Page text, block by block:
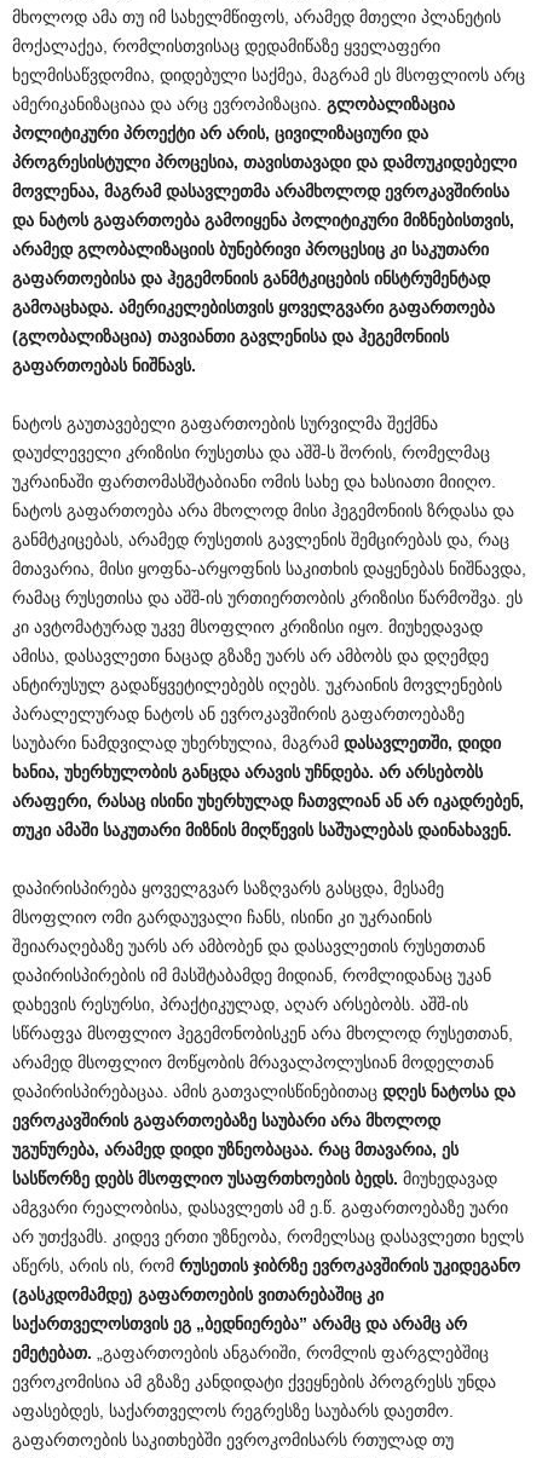
მხოლოდ ამა თუ იმ სახელმწიფოს, არამედ მთელი პლანეტის
მოქალაქეა, რომლისთვისაც დედამიწაზე ყველაფერი
ხელმისაწვდომია, დიდებული საქმეა, მაგრამ ეს მსოფლიოს არც
ამერიკანიზაციაა და არც ევროპიზაცია. გლობალიზაცია
პოლიტიკური პროექტი არ არის, ცივილიზაციური და
პროგრესისტული პროცესია, თავისთავადი და დამოუკიდებელი
მოვლენაა, მაგრამ დასავლეთმა არამხოლოდ ევროკავშირისა
და ნატოს გაფართოება გამოიყენა პოლიტიკური მიზნებისთვის,
არამედ გლობალიზაციის ბუნებრივი პროცესიც კი საკუთარი
გაფართოებისა და ჰეგემონიის განმტკიცების ინსტრუმენტად
გამოაცხადა. ამერიკელებისთვის ყოველგვარი გაფართოება
(გლობალიზაცია) თავიანთი გავლენისა და ჰეგემონიის
გაფართოებას ნიშნავს.
ნატოს გაუთავებელი გაფართოების სურვილმა შექმნა
დაუძლეველი კრიზისი რუსეთსა და აშშ-ს შორის, რომელმაც
უკრაინაში ფართომასშტაბიანი ომის სახე და ხასიათი მიიღო.
ნატოს გაფართოება არა მხოლოდ მისი ჰეგემონიის ზრდასა და
განმტკიცებას, არამედ რუსეთის გავლენის შემცირებას და, რაც
მთავარია, მისი ყოფნა-არყოფნის საკითხის დაყენებას ნიშნავდა,
რამაც რუსეთისა და აშშ-ის ურთიერთობის კრიზისი წარმოშვა. ეს
კი ავტომატურად უკვე მსოფლიო კრიზისი იყო. მიუხედავად
ამისა, დასავლეთი ნაცად გზაზე უარს არ ამბობს და დღემდე
ანტირუსულ გადაწყვეტილებებს იღებს. უკრაინის მოვლენების
პარალელურად ნატოს ან ევროკავშირის გაფართოებაზე
საუბარი ნამდვილად უხერხულია, მაგრამ დასავლეთში, დიდი
ხანია, უხერხულობის განცდა არავის უჩნდება. არ არსებობს
არაფერი, რასაც ისინი უხერხულად ჩათვლიან ან არ იკადრებენ,
თუკი ამაში საკუთარი მიზნის მიღწევის საშუალებას დაინახავენ.
დაპირისპირება ყოველგვარ საზღვარს გასცდა, მესამე
მსოფლიო ომი გარდაუვალი ჩანს, ისინი კი უკრაინის
შეიარაღებაზე უარს არ ამბობენ და დასავლეთის რუსეთთან
დაპირისპირების იმ მასშტაბამდე მიდიან, რომლიდანაც უკან
დახევის რესურსი, პრაქტიკულად, აღარ არსებობს. აშშ-ის
სწრაფვა მსოფლიო ჰეგემონობისკენ არა მხოლოდ რუსეთთან,
არამედ მსოფლიო მოწყობის მრავალპოლუსიან მოდელთან
დაპირისპირებაცაა. ამის გათვალისწინებითაც დღეს ნატოსა და
ევროკავშირის გაფართოებაზე საუბარი არა მხოლოდ
უგუნურება, არამედ დიდი უზნეობაცაა. რაც მთავარია, ეს
სასწორზე დებს მსოფლიო უსაფრთხოების ბედს. მიუხედავად
ამგვარი რეალობისა, დასავლეთს ამ ე.წ. გაფართოებაზე უარი
არ უთქვამს. კიდევ ერთი უზნეობა, რომელსაც დასავლეთი ხელს
აწერს, არის ის, რომ რუსეთის ჯიბრზე ევროკავშირის უკიდეგანო
(გასკდომამდე) გაფართოების ვითარებაშიც კი
საქართველოსთვის ეგ „ბედნიერება” არამც და არამც არ
ემეტებათ. „გაფართოების ანგარიში, რომლის ფარგლებშიც
ევროკომისია ამ გზაზე კანდიდატი ქვეყნების პროგრესს უნდა
აფასებდეს, საქართველოს რეგრესზე საუბარს დაეთმო.
გაფართოების საკითხებში ევროკომისარს რთულად თუ